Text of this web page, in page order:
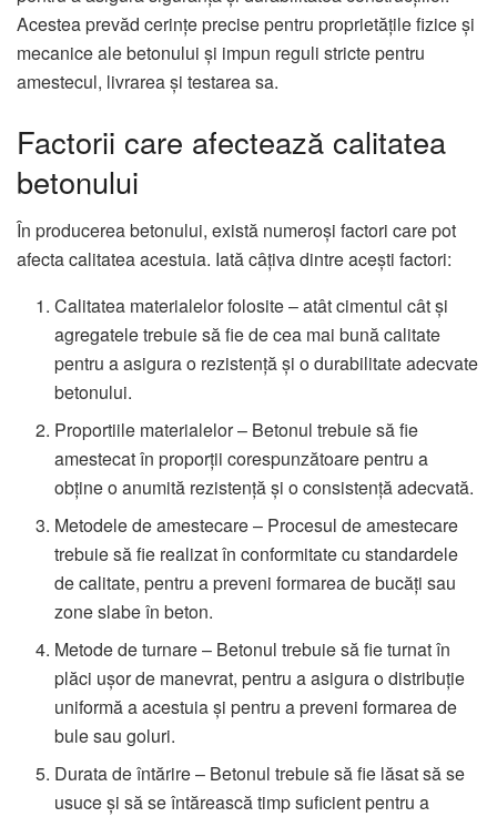
Acestea prevăd cerințe precise pentru proprietățile fizice și
mecanice ale betonului și impun reguli stricte pentru
amestecul, livrarea și testarea sa.
Factorii care afectează calitatea
betonului
În producerea betonului, există numeroși factori care pot
afecta calitatea acestuia. Iată câțiva dintre acești factori:
Calitatea materialelor folosite – atât cimentul cât și
agregatele trebuie să fie de cea mai bună calitate
pentru a asigura o rezistență și o durabilitate adecvate
betonului.
Proportiile materialelor – Betonul trebuie să fie
amestecat în proporții corespunzătoare pentru a
obține o anumită rezistență și o consistență adecvată.
Metodele de amestecare – Procesul de amestecare
trebuie să fie realizat în conformitate cu standardele
de calitate, pentru a preveni formarea de bucăți sau
zone slabe în beton.
Metode de turnare – Betonul trebuie să fie turnat în
plăci ușor de manevrat, pentru a asigura o distribuție
uniformă a acestuia și pentru a preveni formarea de
bule sau goluri.
Durata de întărire – Betonul trebuie să fie lăsat să se
usuce și să se întărească timp suficient pentru a